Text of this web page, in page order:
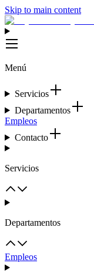
Skip to main content
Menú
Servicios
Departamentos
Empleos
Contacto
Servicios
Departamentos
Empleos